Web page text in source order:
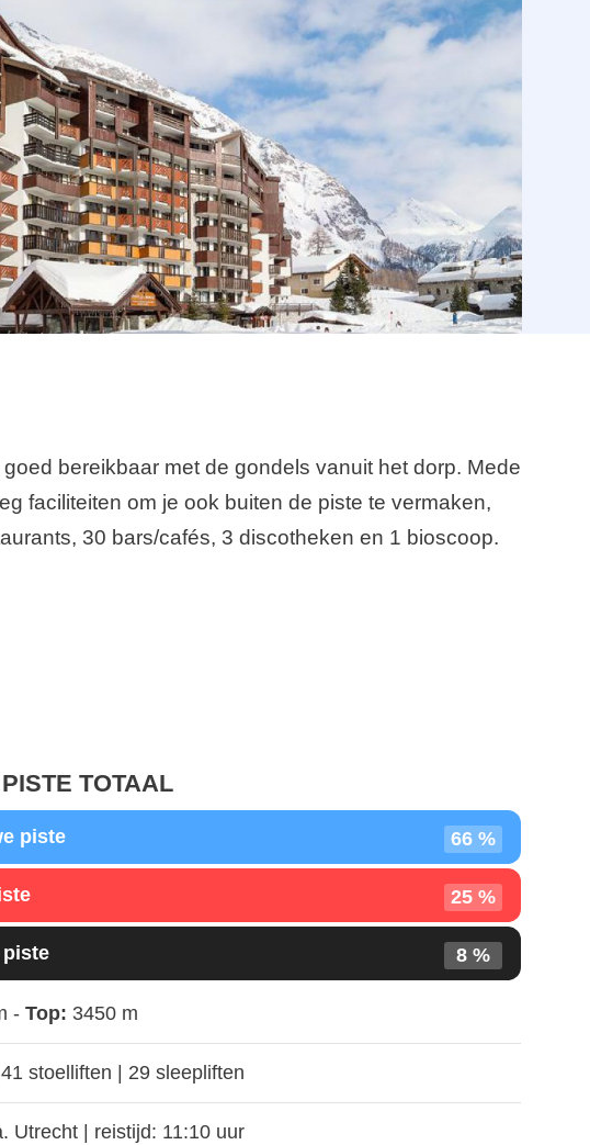
bereikbaar met de gondels vanuit het dorp. Mede
faciliteiten om je ook buiten de piste te vermaken,
30 bars/cafés, 3 discotheken en 1 bioscoop.
TOTAAL
piste 66 %
25 %
piste 8 %
- Top: 3450 m
stoelliften | 29 sleepliften
Utrecht | reistijd: 11:10 uur